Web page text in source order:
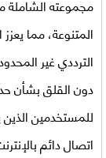
المتنوعة، مما
الترددي غير
دون القلق بشأن
للمستخدمين
اتصال دائم